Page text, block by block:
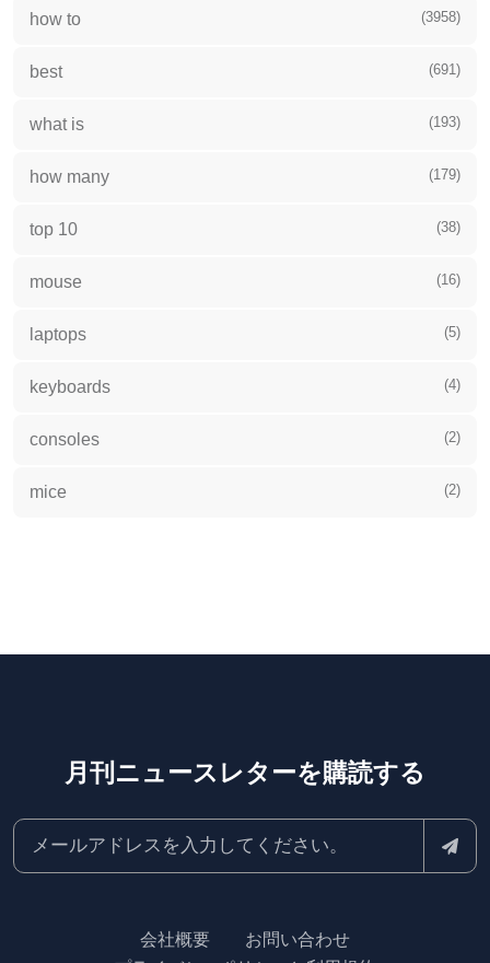
how to (3958)
best (691)
what is (193)
how many (179)
top 10 (38)
mouse (16)
laptops (5)
keyboards (4)
consoles (2)
mice (2)
月刊ニュースレターを購読する
会社概要
お問い合わせ